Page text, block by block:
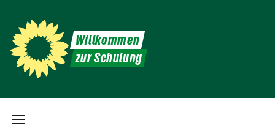
Willkommen
zur Schulung